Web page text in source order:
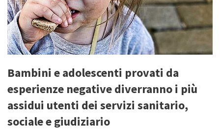
Bambini e adolescenti provati da
esperienze negative diverranno i più
assidui utenti dei servizi sanitario,
sociale e giudiziario